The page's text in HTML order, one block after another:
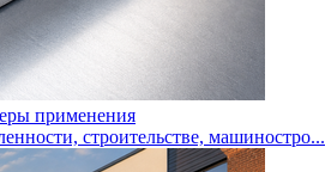
применения
строительстве, машиностро...